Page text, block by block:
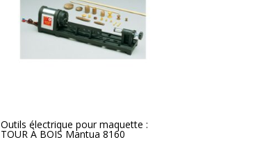
Outils électrique pour maquette :
TOUR À BOIS Mantua 8160